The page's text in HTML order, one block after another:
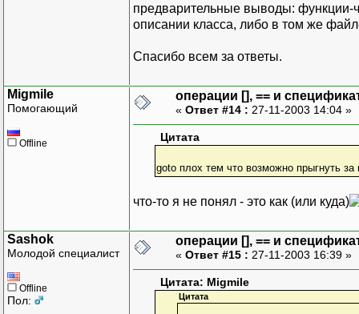
предварительные выводы: функции-
описании класса, либо в том же
Спасибо всем за ответы.
Migmile
Помогающий
Offline
операции [], == и
« Ответ #14 : 27-11-2003 14:04 »
Цитата
goto плох тем что возможно прыгнуть
что-то я не понял - это как (или куда)
Sashok
Молодой специалист
Offline
Пол:
операции [], == и
« Ответ #15 : 27-11-2003 16:39 »
Цитата: Migmile
Цитата